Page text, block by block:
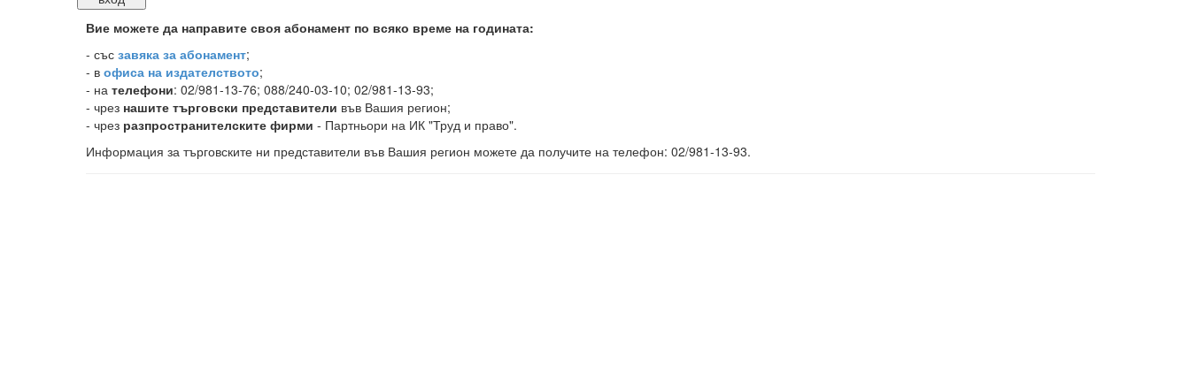
Вие можете да направите своя абонамент по всяко време на годината:
- със завяка за абонамент;
- в офиса на издателството;
- на телефони: 02/981-13-76; 088/240-03-10; 02/981-13-93;
- чрез нашите търговски представители във Вашия регион;
- чрез разпространителските фирми - Партньори на ИК "Труд и право".
Информация за търговските ни представители във Вашия регион можете да получите на телефон: 02/981-13-93.